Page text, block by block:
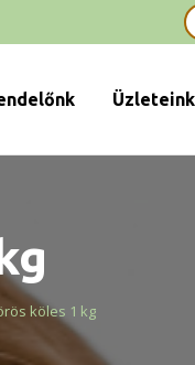
Üzleteink
köles 1 kg